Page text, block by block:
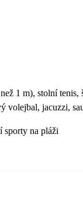
1 m), stolní
volejbal, jacuzzi,
sporty na pláži